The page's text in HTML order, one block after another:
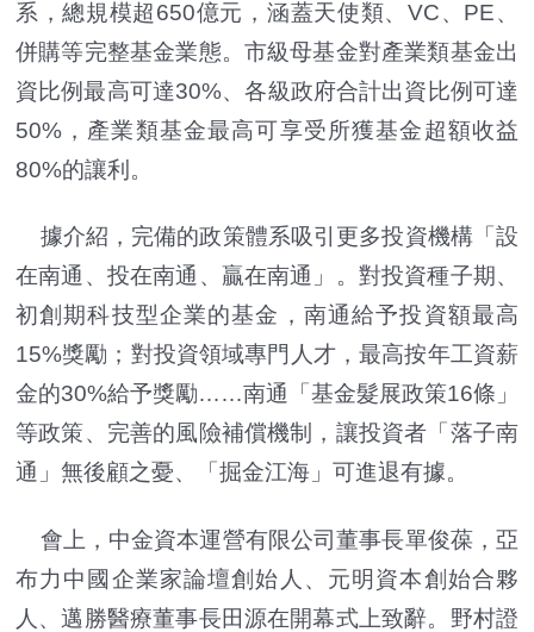
系，總規模超650億元，涵蓋天使類、VC、PE、
併購等完整基金業態。市級母基金對產業類基金出
資比例最高可達30%、各級政府合計出資比例可達
50%，產業類基金最高可享受所獲基金超額收益
80%的讓利。
據介紹，完備的政策體系吸引更多投資機構「設
在南通、投在南通、贏在南通」。對投資種子期、
初創期科技型企業的基金，南通給予投資額最高
15%獎勵；對投資領域專門人才，最高按年工資薪
金的30%給予獎勵……南通「基金髮展政策16條」
等政策、完善的風險補償機制，讓投資者「落子南
通」無後顧之憂、「掘金江海」可進退有據。
會上，中金資本運營有限公司董事長單俊葆，亞
布力中國企業家論壇創始人、元明資本創始合夥
人、邁勝醫療董事長田源在開幕式上致辭。野村證